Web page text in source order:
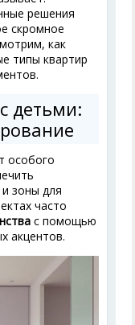
решения
скромное
как
типы квартир
детьми:
особого
зоны для
часто
с помощью
акцентов.